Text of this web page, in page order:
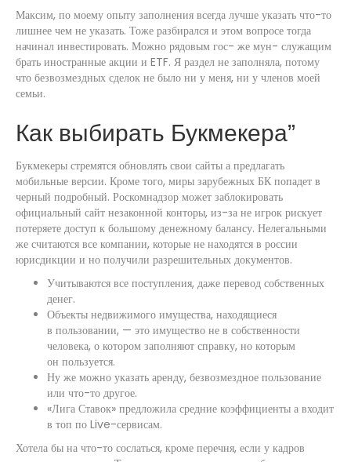
Максим, по моему опыту заполнения всегда лучше указать что-то
лишнее чем не указать. Тоже разбирался и этом вопросе тогда
начинал инвестировать. Можно рядовым гос- же мун- служащим
брать иностранные акции и ETF. Я раздел не заполняла, потому
что безвозмездных сделок не было ни у меня, ни у членов моей
семьи.
Как выбирать Букмекера”
Букмекеры стремятся обновлять свои сайты а предлагать
мобильные версии. Кроме того, миры зарубежных БК попадет в
черный подробный. Роскомнадзор может заблокировать
официальный сайт незаконной конторы, из-за не игрок рискует
потеряете доступ к большому денежному балансу. Нелегальными
же считаются все компании, которые не находятся в россии
юрисдикции и но получили разрешительных документов.
Учитываются все поступления, даже перевод собственных
денег.
Объекты недвижимого имущества, находящиеся
в пользовании, — это имущество не в собственности
человека, о котором заполняют справку, но которым
он пользуется.
Ну же можно указать аренду, безвозмездное пользование
или что-то другое.
«Лига Ставок» предложила средние коэффициенты а входит
в топ по Live-сервисам.
Хотела бы на что-то сослаться, кроме перечня, если у кадров